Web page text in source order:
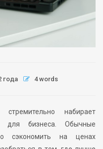
года 4 words
набирает
для бизнеса. Обычные
сэкономить на ценах